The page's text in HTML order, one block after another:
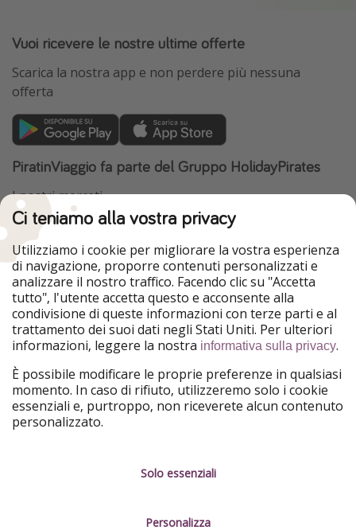
Vuoi ricevere le nostre ultime offerte
Scarica la nostra app e non perdere più nessuna
offerta
PiratinViaggio fa parte del Gruppo HolidayPirates
I nostri mercati
HolidayPirates
VakantiePiraten
WakacyjniPiraci
Ferienpiraten
Urlaubspiraten
Urlaubspiraten
ViajerosPiratas
TravelPirates
Il nostro gruppo
HolidayPirates Group
Conoscici meglio
Chi siamo
Lavora con noi
Informazioni legali
Termini d' Uso
Ci teniamo alla vostra privacy
Utilizziamo i cookie per migliorare la vostra esperienza
di navigazione, proporre contenuti personalizzati e
analizzare il nostro traffico. Facendo clic su "Accetta
tutto", l'utente accetta questo e acconsente alla
condivisione di queste informazioni con terze parti e al
trattamento dei suoi dati negli Stati Uniti. Per ulteriori
informazioni, leggere la nostra informativa sulla privacy.
È possibile modificare le proprie preferenze in qualsiasi
momento. In caso di rifiuto, utilizzeremo solo i cookie
essenziali e, purtroppo, non riceverete alcun contenuto
personalizzato.
Solo essenziali
Personalizza